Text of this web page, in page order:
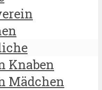
Knaben
Mädchen